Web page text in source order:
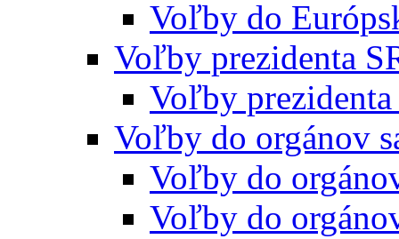
Voľby do
Voľby prezidenta
Voľby
Voľby do orgánov
Voľby do
Voľby do